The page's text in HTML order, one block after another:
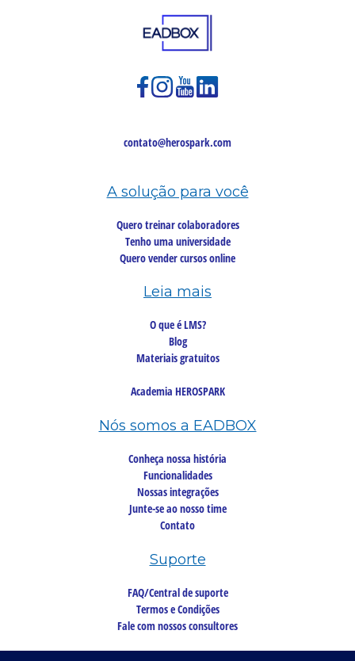
contato@herospark.com
A solução para você
Quero treinar colaboradores
Tenho uma universidade
Quero vender cursos online
Leia mais
O que é LMS?
Blog
Materiais gratuitos
Academia HEROSPARK
Nós somos a EADBOX
Conheça nossa história
Funcionalidades
Nossas integrações
Junte-se ao nosso time
Contato
Suporte
FAQ/Central de suporte
Termos e Condições
Fale com nossos consultores